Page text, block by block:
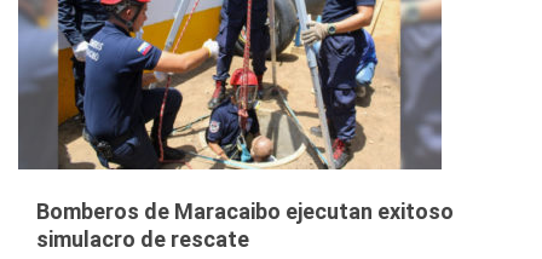
Bomberos de Maracaibo ejecutan exitoso
simulacro de rescate